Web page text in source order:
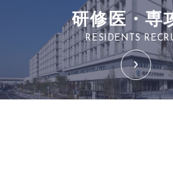
研修医・専
RESIDENTS